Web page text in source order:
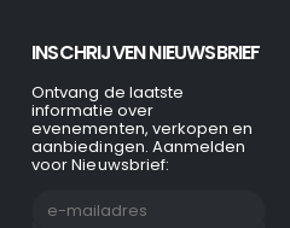
INSCHRIJVEN NIEUWSBRIEF
Ontvang de laatste
informatie over
evenementen, verkopen en
aanbiedingen. Aanmelden
voor Nieuwsbrief: